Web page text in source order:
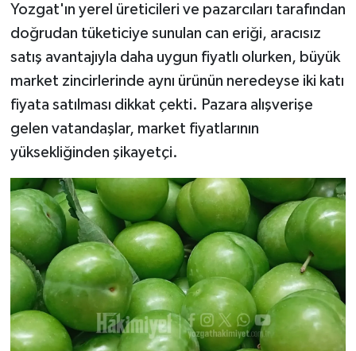
Yozgat'ın yerel üreticileri ve pazarcıları tarafından
doğrudan tüketiciye sunulan can eriği, aracısız
satış avantajıyla daha uygun fiyatlı olurken, büyük
market zincirlerinde aynı ürünün neredeyse iki katı
fiyata satılması dikkat çekti. Pazara alışverişe
gelen vatandaşlar, market fiyatlarının
yüksekliğinden şikayetçi.